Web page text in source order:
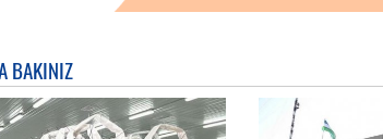
BAKINIZ